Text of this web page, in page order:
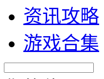
资讯攻略
游戏合集